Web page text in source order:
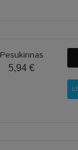
Pesukinnas
5,94 €